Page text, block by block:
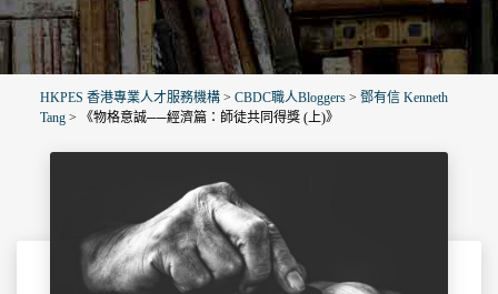
HKPES 香港專業人才服務機構 > CBDC職人Bloggers > 鄧有信 Kenneth
Tang > 《物格意誠──經濟篇：師徒共同得獎 (上)》